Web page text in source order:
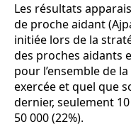
Les résultats
de proche aidant
initiée lors de la
des proches aidants
pour l’ensemble de
exercée et quel que
dernier, seulement
50 000 (22%).